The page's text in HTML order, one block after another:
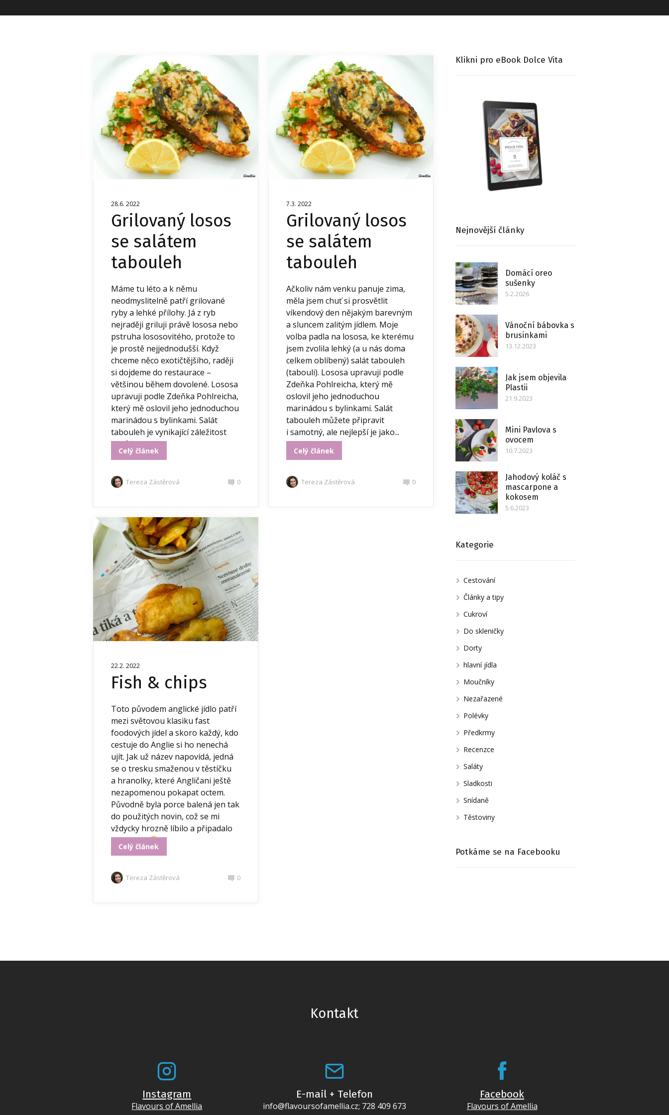
28.6. 2022
Grilovaný losos
se salátem
tabouleh
Máme tu léto a k němu
neodmyslitelně patří grilované
ryby a lehké přílohy. Já z ryb
nejraději griluji právě lososa nebo
pstruha lososovitého, protože to
je prostě nejjednodušší. Když
chceme něco exotičtějšího, raději
si dojdeme do restaurace –
většinou během dovolené. Lososa
upravuji podle Zdeňka Pohlreicha,
který mě oslovil jeho jednoduchou
marinádou s bylinkami. Salát
tabouleh je vynikající záležitost
a můžete...
Celý článek
Tereza Zástěrová 0
7.3. 2022
Grilovaný losos
se salátem
tabouleh
Ačkoliv nám venku panuje zima,
měla jsem chuť si prosvětlit
víkendový den nějakým barevným
a sluncem zalitým jídlem. Moje
volba padla na lososa, ke kterému
jsem zvolila lehký (a u nás doma
celkem oblíbený) salát tabouleh
(tabouli). Lososa upravuji podle
Zdeňka Pohlreicha, který mě
oslovil jeho jednoduchou
marinádou s bylinkami. Salát
tabouleh můžete připravit
i samotný, ale nejlepší je jako...
Celý článek
Tereza Zástěrová 0
22.2. 2022
Fish & chips
Toto původem anglické jídlo patří
mezi světovou klasiku fast
foodových jídel a skoro každý, kdo
cestuje do Anglie si ho nenechá
ujít. Jak už název napovídá, jedná
se o tresku smaženou v těstíčku
a hranolky, které Angličani ještě
nezapomenou pokapat octem.
Původně byla porce balená jen tak
do použitých novin, což se mi
vždycky hrozně líbilo a připadalo
mi to cool
...
Celý článek
Tereza Zástěrová 0
Klikni pro eBook Dolce Vita
Nejnovější články
Domácí oreo
sušenky
5.2.2026
Vánoční bábovka s
brusinkami
13.12.2023
Jak jsem objevila
Plastii
21.9.2023
Mini Pavlova s
ovocem
10.7.2023
Jahodový koláč s
mascarpone a
kokosem
5.6.2023
Kategorie
Cestování
Články a tipy
Cukroví
Do skleničky
Dorty
hlavní jídla
Moučníky
Nezařazené
Polévky
Předkrmy
Recenzce
Saláty
Sladkosti
Snídaně
Těstoviny
Potkáme se na Facebooku
Kontakt
Instagram
Flavours of Amellia
E-mail + Telefon
info@flavoursofamellia.cz; 728 409 673
Facebook
Flavours of Amellia